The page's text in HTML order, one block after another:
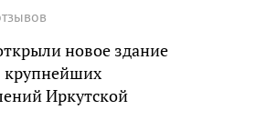
новое здание
крупнейших
Иркутской